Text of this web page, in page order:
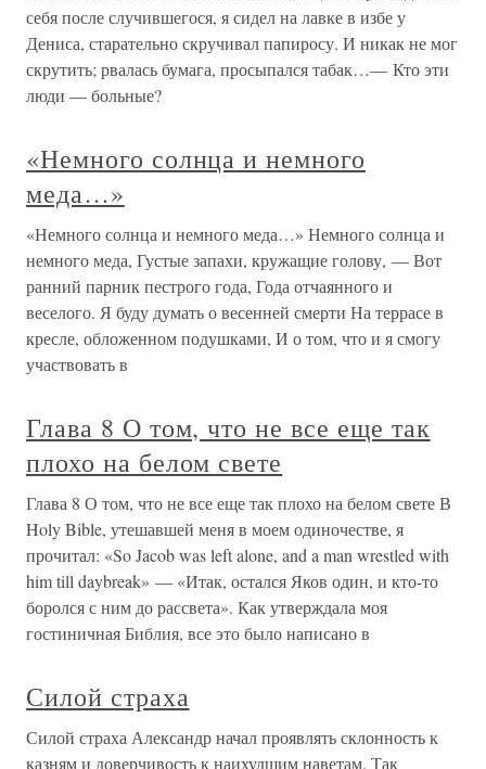
себя после случившегося, я сидел на лавке в избе у
Дениса, старательно скручивал папиросу. И никак не мог
скрутить; рвалась бумага, просыпался табак…— Кто эти
люди — больные?
«Немного солнца и немного
меда…»
«Немного солнца и немного меда…» Немного солнца и
немного меда, Густые запахи, кружащие голову, — Вот
ранний парник пестрого года, Года отчаянного и
веселого. Я буду думать о весенней смерти На террасе в
кресле, обложенном подушками, И о том, что и я смогу
участвовать в
Глава 8 О том, что не все еще так
плохо на белом свете
Глава 8 О том, что не все еще так плохо на белом свете В
Holy Bible, утешавшей меня в моем одиночестве, я
прочитал: «So Jacob was left alone, and a man wrestled with
him till daybreak» — «Итак, остался Яков один, и кто-то
боролся с ним до рассвета». Как утверждала моя
гостиничная Библия, все это было написано в
Силой страха
Силой страха Александр начал проявлять склонность к
казням и доверчивость к наихудшим наветам. Так